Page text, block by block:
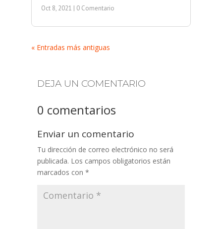
Oct 8, 2021 | 0 Comentario
« Entradas más antiguas
DEJA UN COMENTARIO
0 comentarios
Enviar un comentario
Tu dirección de correo electrónico no será
publicada. Los campos obligatorios están
marcados con *